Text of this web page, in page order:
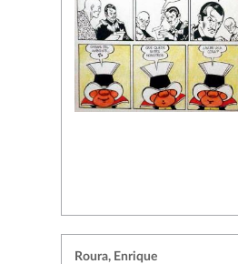
Roura, Enrique